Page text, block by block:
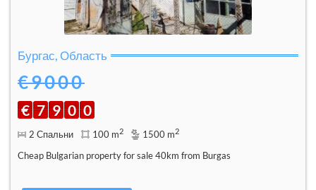
Бургас, Область
€9000
€ 7 9 0 0
2 Спальни 100 m2 1500 m2
Cheap Bulgarian property for sale 40km from Burgas